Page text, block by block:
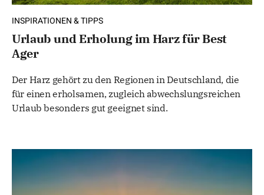
INSPIRATIONEN & TIPPS
Urlaub und Erholung im Harz für Best
Ager
Der Harz gehört zu den Regionen in Deutschland, die
für einen erholsamen, zugleich abwechslungsreichen
Urlaub besonders gut geeignet sind.